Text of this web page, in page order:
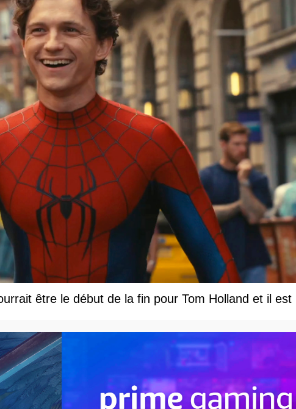
être le début de la fin pour Tom Holland et il est le